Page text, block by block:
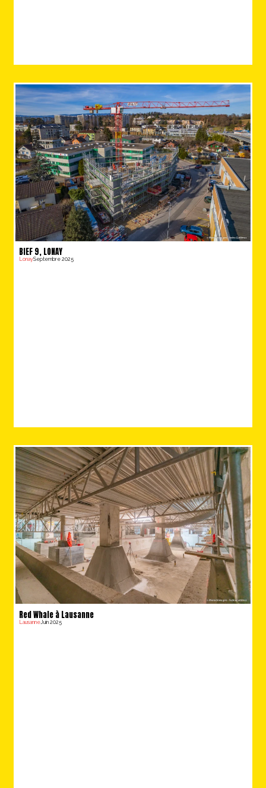
BIEF 9, LONAY
LonaySeptembre 2025
Red Whale à Lausanne
Lausanne Juin 2025